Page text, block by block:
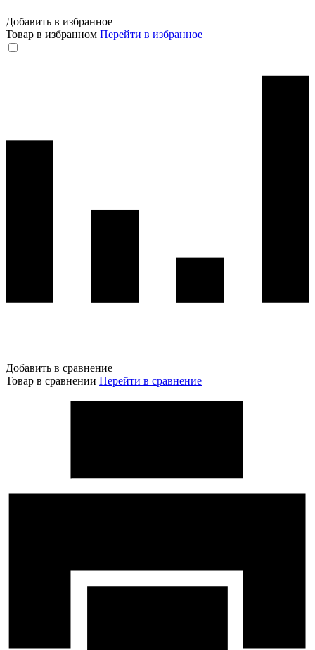
Добавить в избранное
Товар в избранном Перейти в избранное
Добавить в сравнение
Товар в сравнении Перейти в сравнение